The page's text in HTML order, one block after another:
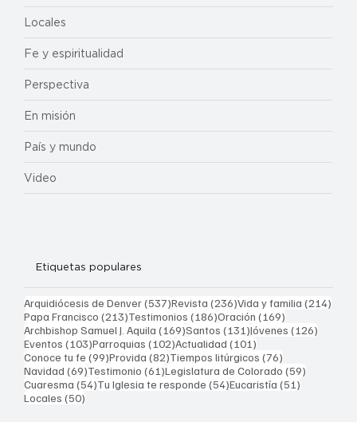
Locales
Fe y espiritualidad
Perspectiva
En misión
País y mundo
Video
Etiquetas populares
Arquidiócesis de Denver(537)537 entradas
Revista (236)236 entradas
Vida y familia (214)
Papa Francisco (213)213 entradas
Testimonios (186)186 entradas
Oración (169)
Archbishop Samuel J. Aquila (169)169 entradas
Santos (131)131 entradas
Jóvenes (126)
Eventos (103)103 entradas
Parroquias (102)102 entradas
Actualidad (101)
Conoce tu fe (99)99 entradas
Provida (82)82 entradas
Tiempos litúrgicos (76)
Navidad (69)69 entradas
Testimonio (61)61 entradas
Legislatura de Colorado (59)
Cuaresma (54)54 entradas
Tu Iglesia te responde (54)54 entradas
Eucaristía (51)
Locales (50)